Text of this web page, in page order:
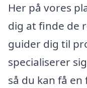
Her på vores
dig at finde de
guider dig til
specialiserer
så du kan få